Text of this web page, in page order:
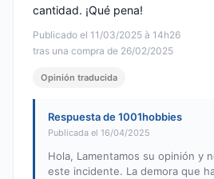
Publicado el 11/03/2025 à 14h26
tras una compra de 26/02/2025
cantidad. ¡Qué pena!
Opinión traducida
Respuesta de 1001hobbies
Publicada el 16/04/2025
Hola, Lamentamos su opinión y
este incidente. La demora que